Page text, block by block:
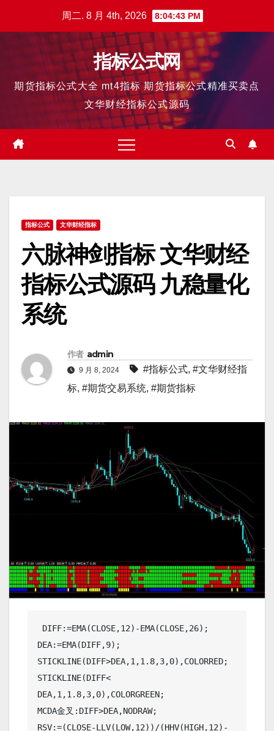
周二. 8 月 4th, 2026 8:04:43 PM
指标公式网
期货指标公式大全 mt4指标 期货指标公式精准买卖点
文华财经指标公式源码
指标公式 文华财经指标
六脉神剑指标 文华财经
指标公式源码 九稳量化
系统
作者 admin
9 月 8, 2024 #指标公式, #文华财经指
标, #期货交易系统, #期货指标
DEA:=EMA(DIFF,9);
STICKLINE(DIFF>DEA,1,1.8,3,0),COLORRED;
STICKLINE(DIFF<
DEA,1,1.8,3,0),COLORGREEN;
MCDA金叉:DIFF>DEA,NODRAW;
RSV:=(CLOSE-LLV(LOW,12))/(HHV(HIGH,12)-